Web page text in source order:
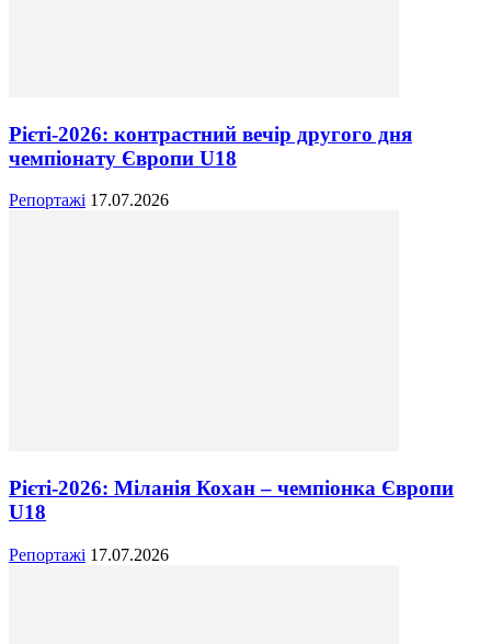
Рієті-2026: контрастний вечір другого дня
чемпіонату Європи U18
Репортажі 17.07.2026
Рієті-2026: Міланія Кохан – чемпіонка Європи
U18
Репортажі 17.07.2026